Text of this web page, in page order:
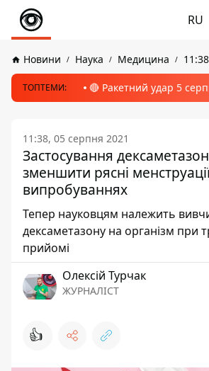
RU
Новини Наука Медицина
ТОПТЕМИ: 🔴 Ракетний удар 5
11:38, 05 серпня 2021
Застосування
зменшити рясні
випробуваннях
Тепер науковцям належить
дексаметазону на організм при
прийомі
Олексій Турчак
ЖУРНАЛІСТ
👍